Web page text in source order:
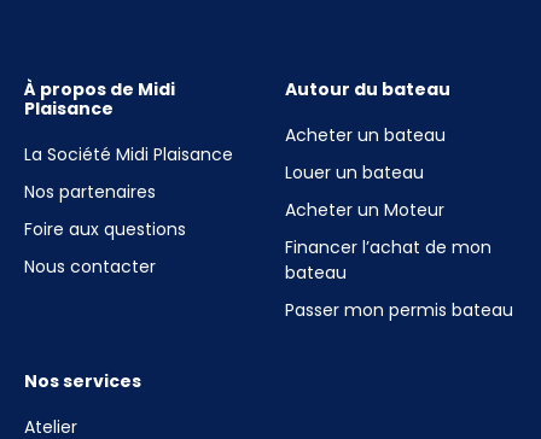
À propos de Midi
Plaisance
La Société Midi Plaisance
Nos partenaires
Foire aux questions
Nous contacter
Autour du bateau
Acheter un bateau
Louer un bateau
Acheter un Moteur
Financer l’achat de mon
bateau
Passer mon permis bateau
Nos services
Atelier